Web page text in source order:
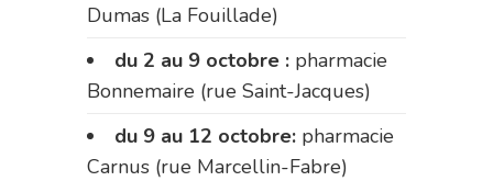
Dumas (La Fouillade)
du 2 au 9 octobre : pharmacie
Bonnemaire (rue Saint-Jacques)
du 9 au 12 octobre: pharmacie
Carnus (rue Marcellin-Fabre)